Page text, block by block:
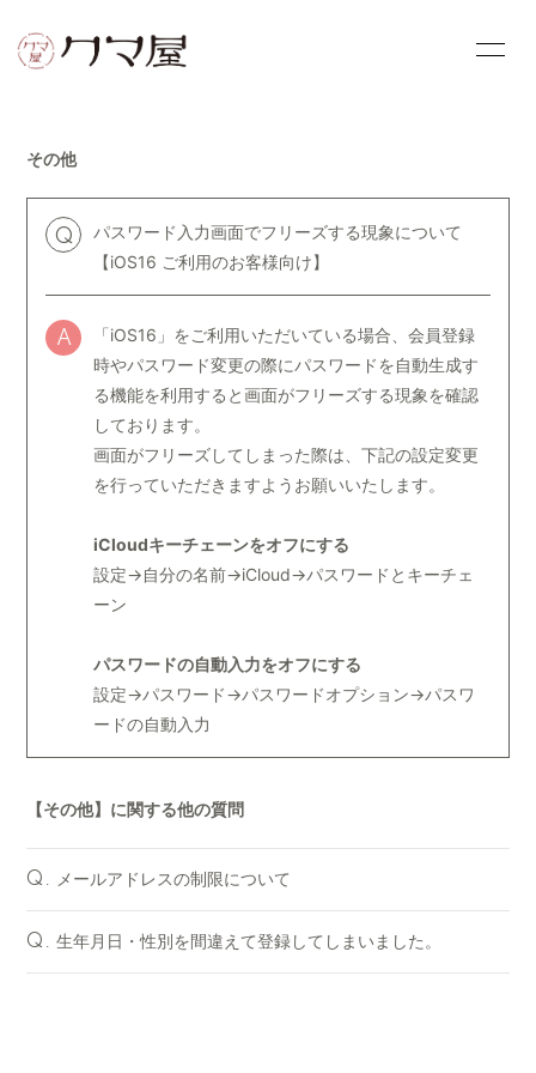
PROFILE
VIDEOS OFFICIAL SITE
会員登録 ログイン
その他
Q
パスワード入力画面でフリーズする現象について
【iOS16 ご利用のお客様向け】
A
「iOS16」をご利用いただいている場合、会員登録
時やパスワード変更の際にパスワードを自動生成す
る機能を利用すると画面がフリーズする現象を確認
しております。
画面がフリーズしてしまった際は、下記の設定変更
を行っていただきますようお願いいたします。
iCloudキーチェーンをオフにする
設定→自分の名前→iCloud→パスワードとキーチェ
ーン
パスワードの自動入力をオフにする
設定→パスワード→パスワードオプション→パスワ
ードの自動入力
【その他】に関する他の質問
Q. メールアドレスの制限について
Q. 生年月日・性別を間違えて登録してしまいました。